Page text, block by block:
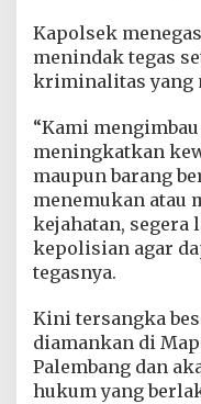
Kapolsek
menindak tegas
kriminalitas yang
“Kami
meningkatkan
maupun barang
menemukan atau
kejahatan, segera
kepolisian agar
tegasnya.
Kini tersangka
diamankan di
Palembang dan
hukum yang